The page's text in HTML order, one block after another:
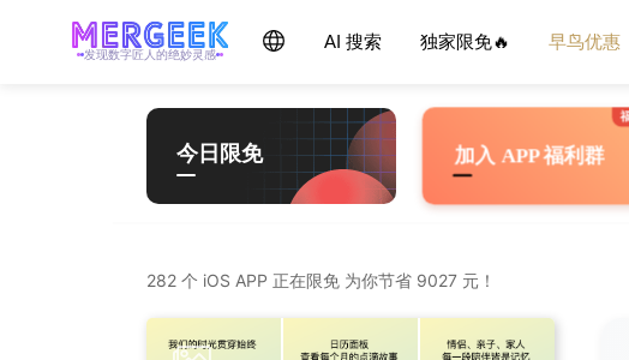
产品玩家 - mergeek.com
每天获取最新产品，优质应用信息
Follow - 产品限免情报
追踪应用游戏价格波动并提醒
发现数字匠人的绝妙灵感
AI 搜索 独家限免🔥 早鸟优惠
今日限免 加入 APP 福利群
282 个 iOS APP 正在限免 为你节省 9027 元！